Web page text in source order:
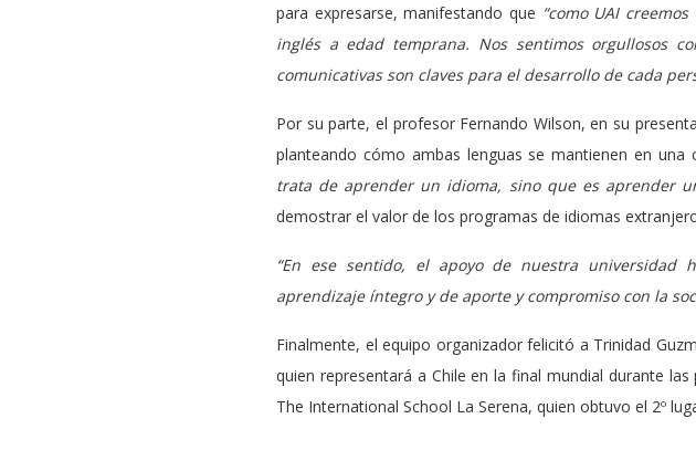
para expresarse, manifestando que “como UAI
inglés a edad temprana. Nos sentimos orgullosos
comunicativas son claves para el desarrollo de cada
Por su parte, el profesor Fernando Wilson, en su
planteando cómo ambas lenguas se mantienen en una
trata de aprender un idioma, sino que es aprender
demostrar el valor de los programas de idiomas
“En ese sentido, el apoyo de nuestra
aprendizaje íntegro y de aporte y compromiso con la
Finalmente, el equipo organizador felicitó a Trinidad
quien representará a Chile en la final mundial durante
The International School La Serena, quien obtuvo el 2º